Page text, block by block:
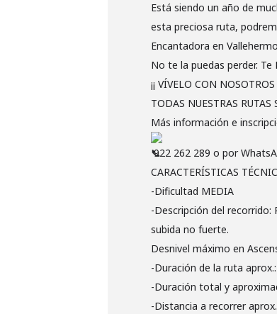
Está siendo un año de
esta preciosa ruta,
Encantadora en
No te la puedas perder. Te
¡¡ VÍVELO CON NOSOTROS
TODAS NUESTRAS
Más información e
922 262 289 o por
CARACTERÍSTICAS
-Dificultad MEDIA
-Descripción del
subida no fuerte.
Desnivel máximo en
-Duración de la ruta
-Duración total y
-Distancia a recorrer